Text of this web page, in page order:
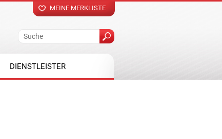
MEINE MERKLISTE
DIENSTLEISTER